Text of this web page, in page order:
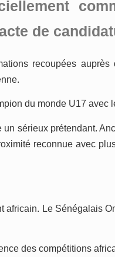
de
recoupées auprès
du monde U17 avec
sérieux prétendant.
reconnue avec
Le Sénégalais
des compétitions